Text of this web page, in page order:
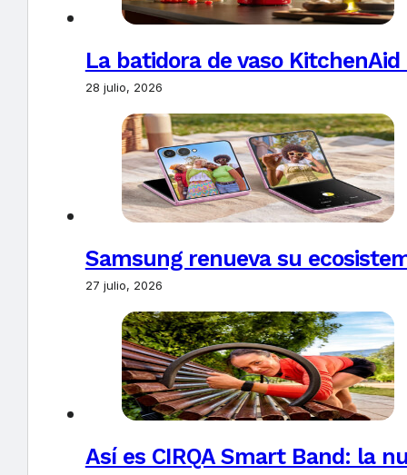
La batidora de vaso
28 julio, 2026
Samsung renueva su
27 julio, 2026
Así es CIRQA Smart Band: la